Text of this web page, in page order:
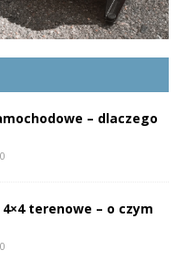
– dlaczego
0
terenowe – o czym
0